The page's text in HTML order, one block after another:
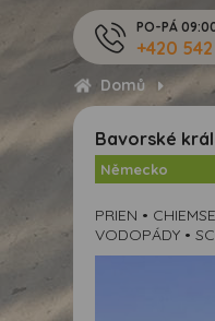
PO-PÁ
+420 542
Domů
Bavorské
Německo
PRIEN •
VODOPÁDY •